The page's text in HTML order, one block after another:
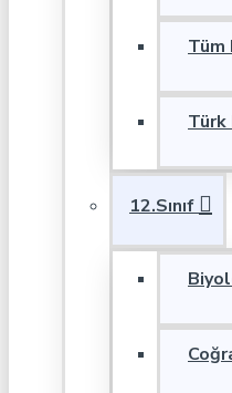
Türk
12.Sınıf